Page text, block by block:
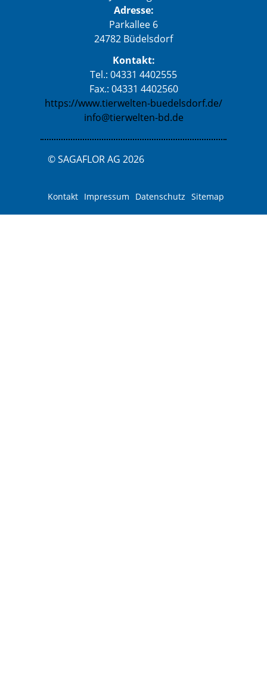
Adresse:
Parkallee 6
24782 Büdelsdorf
Kontakt:
Tel.: 04331 4402555
Fax.: 04331 4402560
https://www.tierwelten-buedelsdorf.de/
info@tierwelten-bd.de
© SAGAFLOR AG 2026
Kontakt Impressum Datenschutz Sitemap